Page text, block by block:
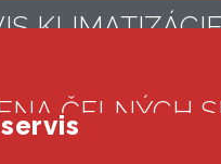
ČELNÝCH
SA DO SERVISU